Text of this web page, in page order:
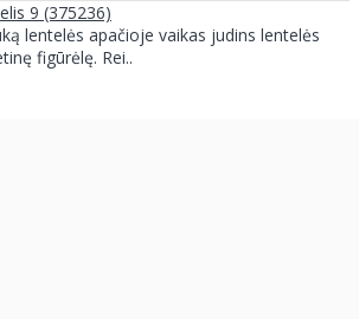
9 (375236)
lentelės apačioje vaikas judins lentelės
figūrėlę. Rei..